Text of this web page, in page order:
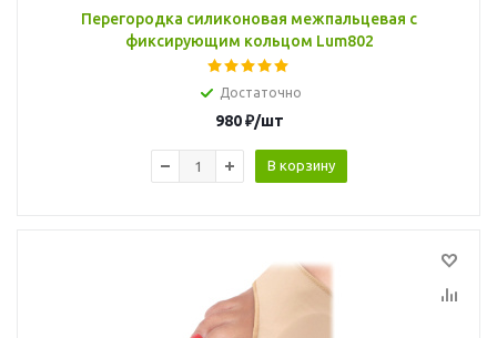
Перегородка силиконовая межпальцевая с
фиксирующим кольцом Lum802
Достаточно
980₽/шт
В корзину